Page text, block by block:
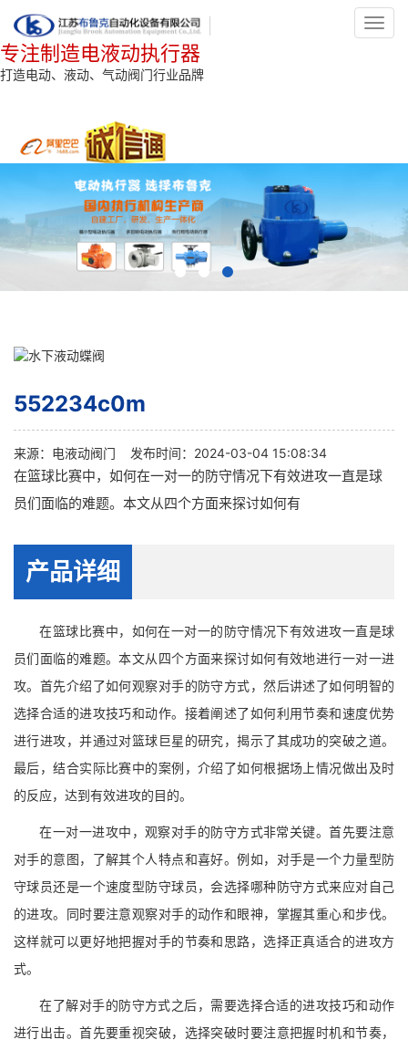
专注制造电液动执行器
打造电动、液动、气动阀门行业品牌
552234c0m
来源： 电液动阀门 发布时间：2024-03-04 15:08:34
在篮球比赛中，如何在一对一的防守情况下有效进攻一直是球
员们面临的难题。本文从四个方面来探讨如何有
产品详细
在篮球比赛中，如何在一对一的防守情况下有效进攻一直是球
员们面临的难题。本文从四个方面来探讨如何有效地进行一对一进
攻。首先介绍了如何观察对手的防守方式，然后讲述了如何明智的
选择合适的进攻技巧和动作。接着阐述了如何利用节奏和速度优势
进行进攻，并通过对篮球巨星的研究，揭示了其成功的突破之道。
最后，结合实际比赛中的案例，介绍了如何根据场上情况做出及时
的反应，达到有效进攻的目的。
在一对一进攻中，观察对手的防守方式非常关键。首先要注意
对手的意图，了解其个人特点和喜好。例如，对手是一个力量型防
守球员还是一个速度型防守球员，会选择哪种防守方式来应对自己
的进攻。同时要注意观察对手的动作和眼神，掌握其重心和步伐。
这样就可以更好地把握对手的节奏和思路，选择正真适合的进攻方
式。
在了解对手的防守方式之后，需要选择合适的进攻技巧和动作
进行出击。首先要重视突破，选择突破时要注意把握时机和节奏，